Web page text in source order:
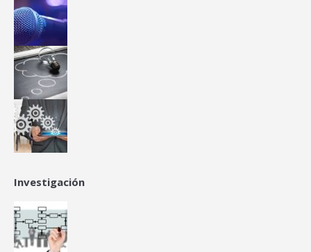
Investigación